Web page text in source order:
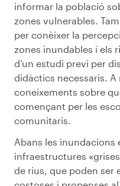
informar la població
zones vulnerables.
per conèixer la
zones inundables i els
d’un estudi previ per
didàctics necessaris.
coneixements sobre
començant per les
comunitaris.
Abans les inundacions
infraestructures
de rius, que poden ser